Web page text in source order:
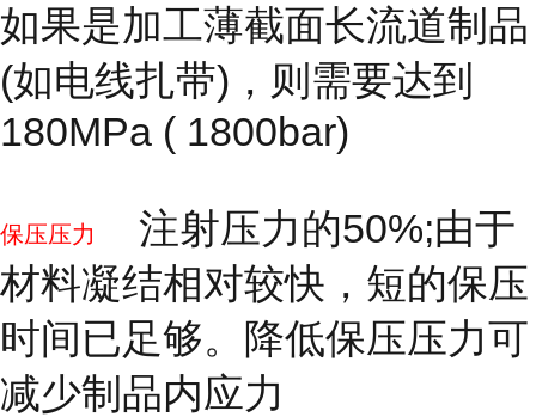
如果是加工薄截面长流道制品
(如电线扎带)，则需要达到
180MPa ( 1800bar)
保压压力
注射压力的50%;由于
材料凝结相对较快，短的保压
时间已足够。降低保压压力可
减少制品内应力